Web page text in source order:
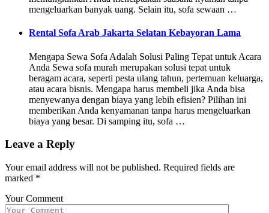
mengeluarkan banyak uang. Selain itu, sofa sewaan …
Rental Sofa Arab Jakarta Selatan Kebayoran Lama
Mengapa Sewa Sofa Adalah Solusi Paling Tepat untuk Acara
Anda Sewa sofa murah merupakan solusi tepat untuk
beragam acara, seperti pesta ulang tahun, pertemuan keluarga,
atau acara bisnis. Mengapa harus membeli jika Anda bisa
menyewanya dengan biaya yang lebih efisien? Pilihan ini
memberikan Anda kenyamanan tanpa harus mengeluarkan
biaya yang besar. Di samping itu, sofa …
Leave a Reply
Your email address will not be published. Required fields are
marked *
Your Comment